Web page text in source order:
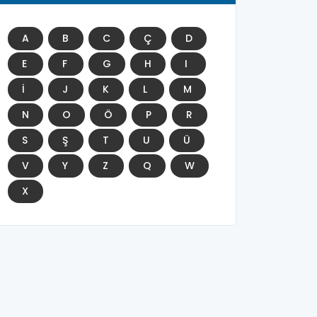
A B C Ç
D
E
F G H
I
İ
J K L
M
N
O Ö P
R
S
Ş T U
Ü
V
Y Z Q
W
X